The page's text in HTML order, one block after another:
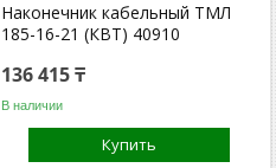
Наконечник кабельный ТМЛ
185-16-21 (КВТ) 40910
136 415 ₸
В наличии
Купить